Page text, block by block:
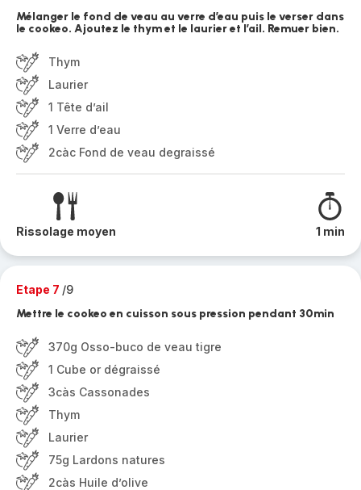
Mélanger le fond de veau au verre d’eau puis le verser dans
le cookeo. Ajoutez le thym et le laurier et l’ail. Remuer bien.
Thym
Laurier
1 Tête d’ail
1 Verre d’eau
2càc Fond de veau degraissé
Rissolage moyen 1 min
Etape 7 /9
Mettre le cookeo en cuisson sous pression pendant 30min
370g Osso-buco de veau tigre
1 Cube or dégraissé
3càs Cassonades
Thym
Laurier
75g Lardons natures
2càs Huile d’olive